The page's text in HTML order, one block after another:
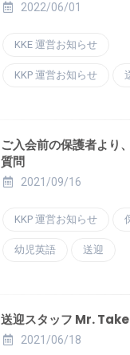
2022/06/01
KKE 運営お知らせ
KKP 運営お知らせ
ご入会前の保護者より
質問
2021/09/16
KKP 運営お知らせ
幼児英語 送迎
送迎スタッフ Mr.
2021/06/18